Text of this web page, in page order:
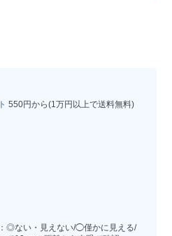
550円から(1万円以上で送料無料)
◎ない・見えない/◯僅かに見える/